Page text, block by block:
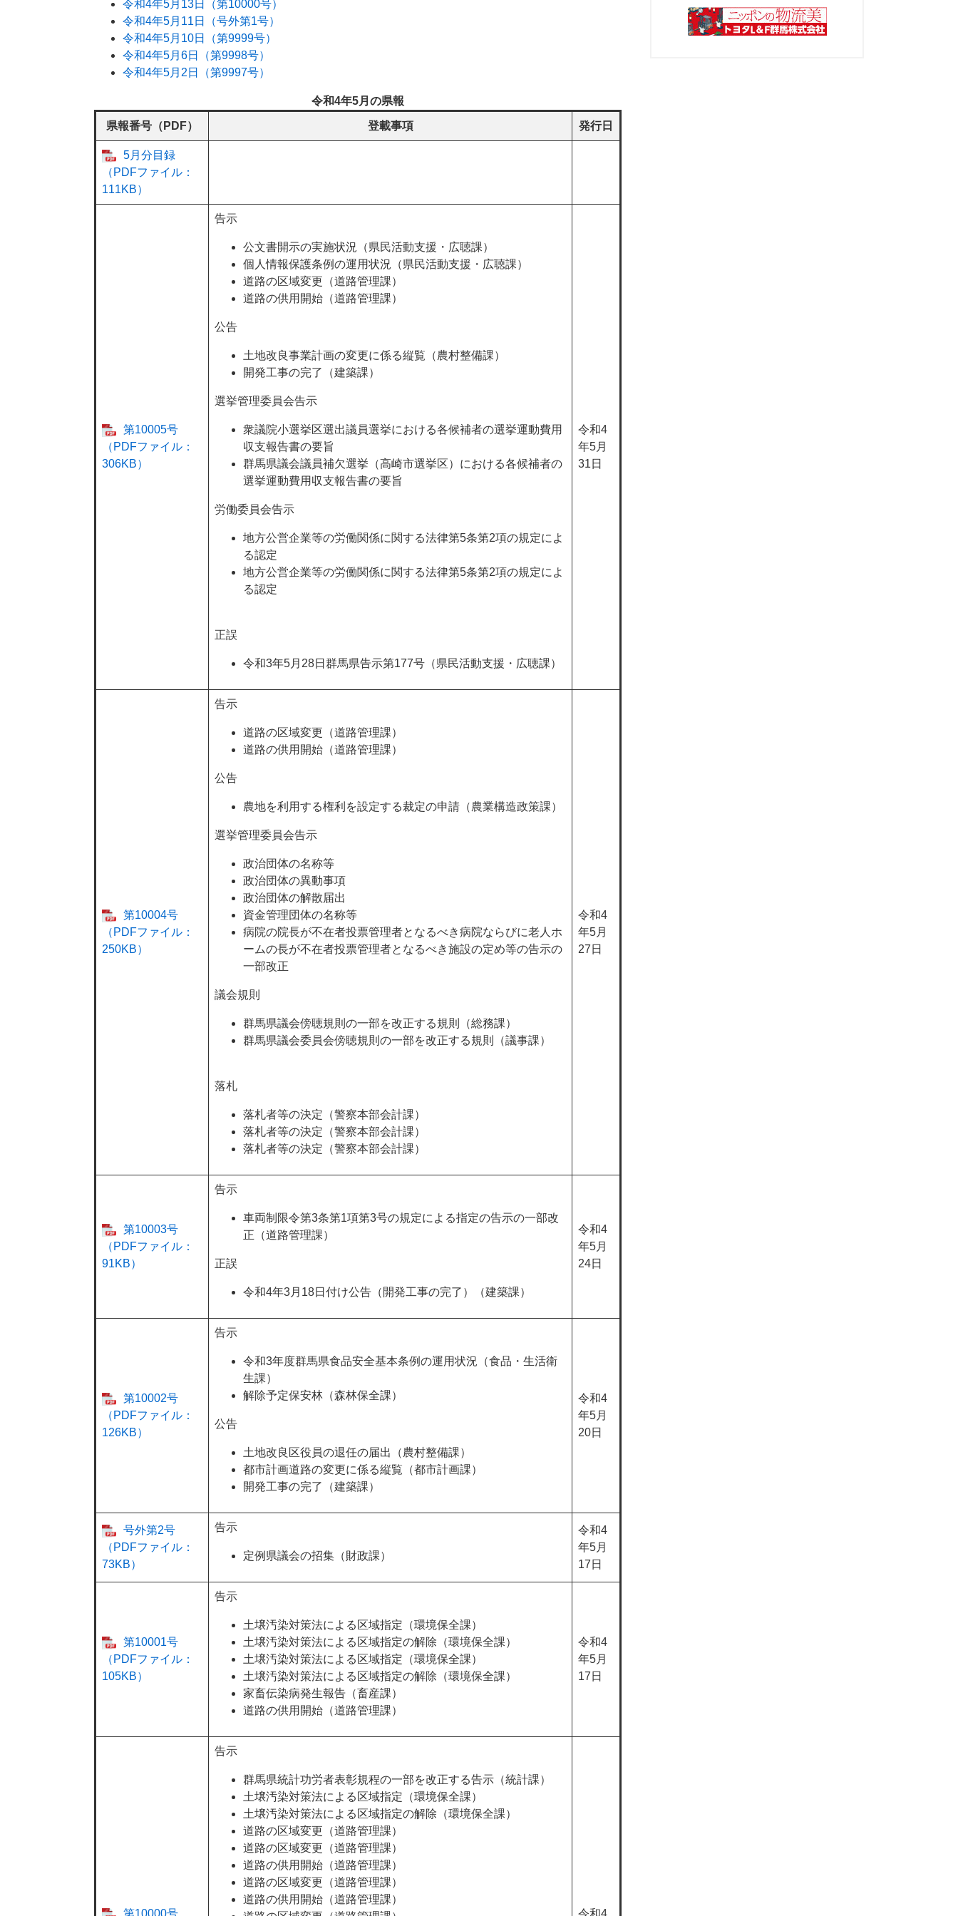
令和4年5月13日（第10000号）
令和4年5月11日（号外第1号）
令和4年5月10日（第9999号）
令和4年5月6日（第9998号）
令和4年5月2日（第9997号）
令和4年5月の県報
県報番号（PDF） 登載事項 発行日
5月分目録
（PDFファイル：
111KB）
第10005号
（PDFファイル：
306KB）
告示
公文書開示の実施状況（県民活動支援・広聴課）
個人情報保護条例の運用状況（県民活動支援・広聴課）
道路の区域変更（道路管理課）
道路の供用開始（道路管理課）
公告
土地改良事業計画の変更に係る縦覧（農村整備課）
開発工事の完了（建築課）
選挙管理委員会告示
衆議院小選挙区選出議員選挙における各候補者の選挙運動費用
収支報告書の要旨
群馬県議会議員補欠選挙（高崎市選挙区）における各候補者の
選挙運動費用収支報告書の要旨
労働委員会告示
地方公営企業等の労働関係に関する法律第5条第2項の規定によ
る認定
地方公営企業等の労働関係に関する法律第5条第2項の規定によ
る認定
正誤
令和3年5月28日群馬県告示第177号（県民活動支援・広聴課）
令和4
年5月
31日
第10004号
（PDFファイル：
250KB）
告示
道路の区域変更（道路管理課）
道路の供用開始（道路管理課）
公告
農地を利用する権利を設定する裁定の申請（農業構造政策課）
選挙管理委員会告示
政治団体の名称等
政治団体の異動事項
政治団体の解散届出
資金管理団体の名称等
病院の院長が不在者投票管理者となるべき病院ならびに老人ホ
ームの長が不在者投票管理者となるべき施設の定め等の告示の
一部改正
議会規則
群馬県議会傍聴規則の一部を改正する規則（総務課）
群馬県議会委員会傍聴規則の一部を改正する規則（議事課）
落札
落札者等の決定（警察本部会計課）
落札者等の決定（警察本部会計課）
落札者等の決定（警察本部会計課）
令和4
年5月
27日
第10003号
（PDFファイル：
91KB）
告示
車両制限令第3条第1項第3号の規定による指定の告示の一部改
正（道路管理課）
正誤
令和4年3月18日付け公告（開発工事の完了）（建築課）
令和4
年5月
24日
第10002号
（PDFファイル：
126KB）
告示
令和3年度群馬県食品安全基本条例の運用状況（食品・生活衛
生課）
解除予定保安林（森林保全課）
公告
土地改良区役員の退任の届出（農村整備課）
都市計画道路の変更に係る縦覧（都市計画課）
開発工事の完了（建築課）
令和4
年5月
20日
号外第2号
（PDFファイル：
73KB）
告示
定例県議会の招集（財政課）
令和4
年5月
17日
第10001号
（PDFファイル：
105KB）
告示
土壌汚染対策法による区域指定（環境保全課）
土壌汚染対策法による区域指定の解除（環境保全課）
土壌汚染対策法による区域指定（環境保全課）
土壌汚染対策法による区域指定の解除（環境保全課）
家畜伝染病発生報告（畜産課）
道路の供用開始（道路管理課）
令和4
年5月
17日
第10000号
告示
群馬県統計功労者表彰規程の一部を改正する告示（統計課）
土壌汚染対策法による区域指定（環境保全課）
土壌汚染対策法による区域指定の解除（環境保全課）
道路の区域変更（道路管理課）
道路の区域変更（道路管理課）
道路の供用開始（道路管理課）
道路の区域変更（道路管理課）
道路の供用開始（道路管理課）
令和4